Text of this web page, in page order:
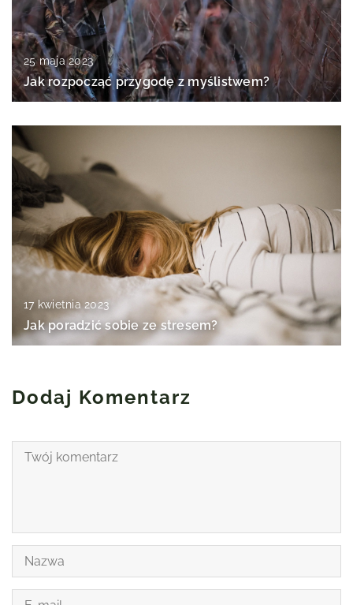
25 maja 2023
Jak rozpocząć przygodę z myślistwem?
17 kwietnia 2023
Jak poradzić sobie ze stresem?
Dodaj Komentarz